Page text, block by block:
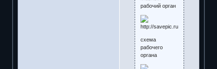
рабочий орган
схема
рабочего
органа